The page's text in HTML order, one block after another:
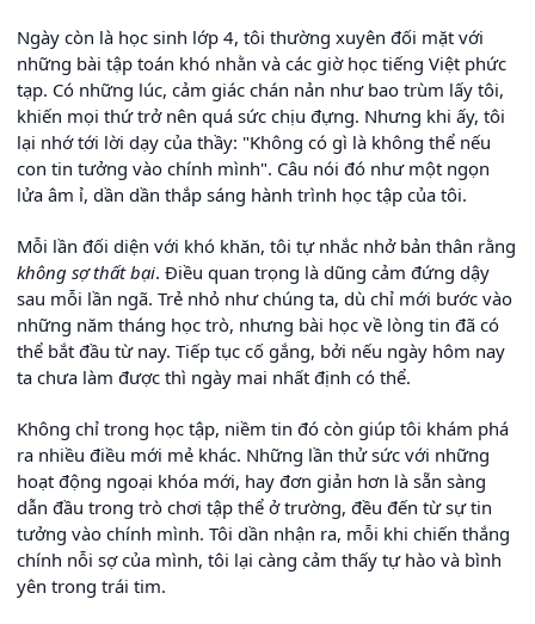
Ngày còn là học sinh lớp 4, tôi thường xuyên đối mặt với
những bài tập toán khó nhằn và các giờ học tiếng Việt phức
tạp. Có những lúc, cảm giác chán nản như bao trùm lấy tôi,
khiến mọi thứ trở nên quá sức chịu đựng. Nhưng khi ấy, tôi
lại nhớ tới lời dạy của thầy: "Không có gì là không thể nếu
con tin tưởng vào chính mình". Câu nói đó như một ngọn
lửa âm ỉ, dần dần thắp sáng hành trình học tập của tôi.
Mỗi lần đối diện với khó khăn, tôi tự nhắc nhở bản thân rằng
không sợ thất bại. Điều quan trọng là dũng cảm đứng dậy
sau mỗi lần ngã. Trẻ nhỏ như chúng ta, dù chỉ mới bước vào
những năm tháng học trò, nhưng bài học về lòng tin đã có
thể bắt đầu từ nay. Tiếp tục cố gắng, bởi nếu ngày hôm nay
ta chưa làm được thì ngày mai nhất định có thể.
Không chỉ trong học tập, niềm tin đó còn giúp tôi khám phá
ra nhiều điều mới mẻ khác. Những lần thử sức với những
hoạt động ngoại khóa mới, hay đơn giản hơn là sẵn sàng
dẫn đầu trong trò chơi tập thể ở trường, đều đến từ sự tin
tưởng vào chính mình. Tôi dần nhận ra, mỗi khi chiến thắng
chính nỗi sợ của mình, tôi lại càng cảm thấy tự hào và bình
yên trong trái tim.